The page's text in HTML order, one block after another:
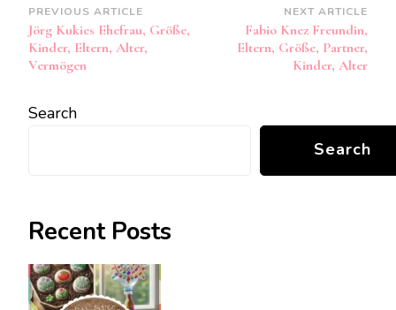
Post
Navigation
PREVIOUS ARTICLE
Jörg Kukies Ehefrau, Größe,
Kinder, Eltern, Alter,
Vermögen
NEXT ARTICLE
Fabio Knez Freundin,
Eltern, Größe, Partner,
Kinder, Alter
Search
Search
Recent Posts